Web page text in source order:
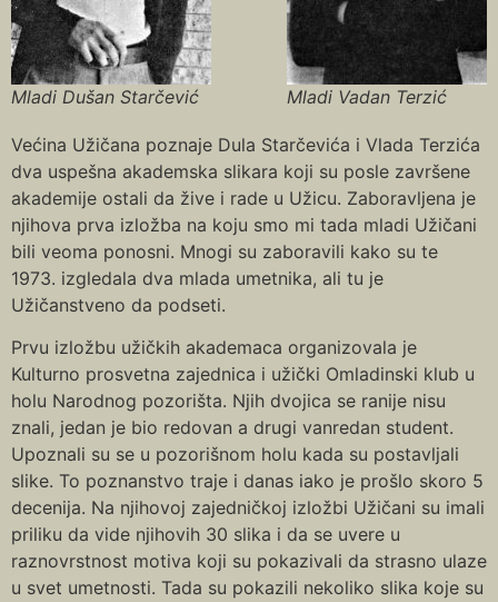
Mladi Dušan Starčević Mladi Vadan Terzić
Većina Užičana poznaje Dula Starčevića i Vlada Terzića
dva uspešna akademska slikara koji su posle završene
akademije ostali da žive i rade u Užicu. Zaboravljena je
njihova prva izložba na koju smo mi tada mladi Užičani
bili veoma ponosni. Mnogi su zaboravili kako su te
1973. izgledala dva mlada umetnika, ali tu je
Užičanstveno da podseti.
Prvu izložbu užičkih akademaca organizovala je
Kulturno prosvetna zajednica i užički Omladinski klub u
holu Narodnog pozorišta. Njih dvojica se ranije nisu
znali, jedan je bio redovan a drugi vanredan student.
Upoznali su se u pozorišnom holu kada su postavljali
slike. To poznanstvo traje i danas iako je prošlo skoro 5
decenija. Na njihovoj zajedničkoj izložbi Užičani su imali
priliku da vide njihovih 30 slika i da se uvere u
raznovrstnost motiva koji su pokazivali da strasno ulaze
u svet umetnosti. Tada su pokazili nekoliko slika koje su